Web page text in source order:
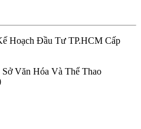
Hoạch Đầu Tư TP.HCM Cấp
Văn Hóa Và Thể Thao